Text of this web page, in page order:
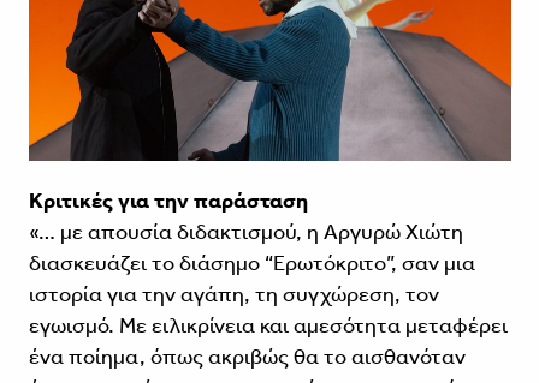
Κριτικές για την παράσταση
«… με απουσία διδακτισμού, η Αργυρώ Χιώτη
διασκευάζει το διάσημο “Ερωτόκριτο”, σαν μια
ιστορία για την αγάπη, τη συγχώρεση, τον
εγωισμό. Με ειλικρίνεια και αμεσότητα μεταφέρει
ένα ποίημα, όπως ακριβώς θα το αισθανόταν